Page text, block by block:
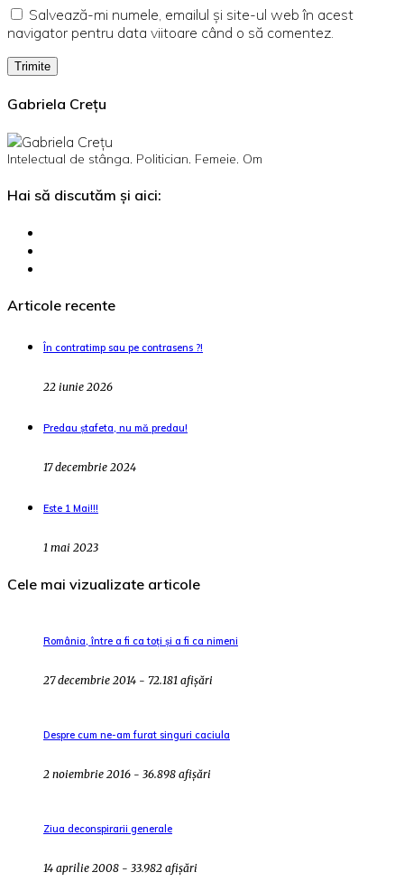
Salvează-mi numele, emailul și site-ul web în acest
navigator pentru data viitoare când o să comentez.
Gabriela Crețu
Intelectual de stânga. Politician. Femeie. Om
Hai să discutăm și aici:
Articole recente
În contratimp sau pe contrasens ?!
22 iunie 2026
Predau ștafeta, nu mă predau!
17 decembrie 2024
Este 1 Mai!!!
1 mai 2023
Cele mai vizualizate articole
România, între a fi ca toți și a fi ca nimeni
27 decembrie 2014 - 72.181 afișări
Despre cum ne-am furat singuri caciula
2 noiembrie 2016 - 36.898 afișări
Ziua deconspirarii generale
14 aprilie 2008 - 33.982 afișări